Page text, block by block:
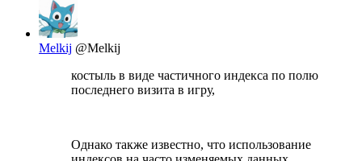
Melkij @Melkij
костыль в виде частичного индекса по полю
последнего визита в игру,
Однако также известно, что использование